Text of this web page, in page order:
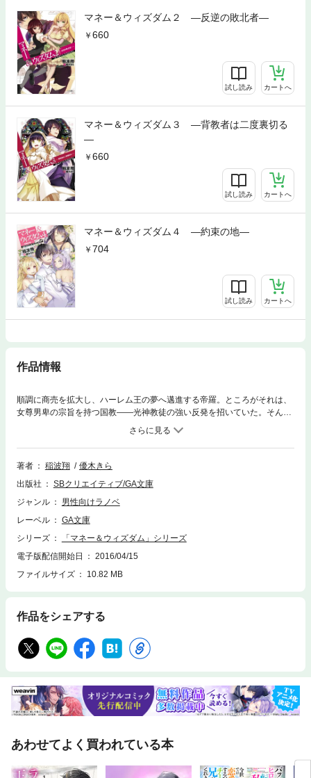
マネー＆ウィズダム２ —反逆の敗北者—
660
試し読み カートへ
マネー＆ウィズダム３ —背教者は二度裏切る
—
660
試し読み カートへ
マネー＆ウィズダム４ —約束の地—
704
試し読み カートへ
作品情報
順調に商売を拡大し、ハーレム王の夢へ邁進する帝羅。ところがそれは、
女尊男卑の宗旨を持つ国教——光神教徒の強い反発を招いていた。そんな
ある日—— 「あなたが男だてらに商売をやっているという、諸悪の根源
ですね！」 帝羅の噂を聞きつけてやって来た敬虔な修道女・マルタは、
大口論の末、彼を異端審問へ告発してしまう。有罪になれば死刑もあり得
る厳しい裁判に、策を練る帝羅だが——！？ 「全く。毎度毎度、俺のハ
英知と男気で、女を魅了せよ！ 痛快ハーレムファンタジー第３弾！ ※
電子版は文庫版と一部異なる場合がありますので、あらかじめご了承くだ
著者 稲波翔
優木きら
出版社
SBクリエイティブ/GA文庫
ジャンル
男性向けラノベ
レーベル
GA文庫
シリーズ
「マネー＆ウィズダム」シリーズ
電子版配信開始日
2016/04/15
ファイルサイズ
10.82 MB
作品をシェアする
あわせてよく買われている本